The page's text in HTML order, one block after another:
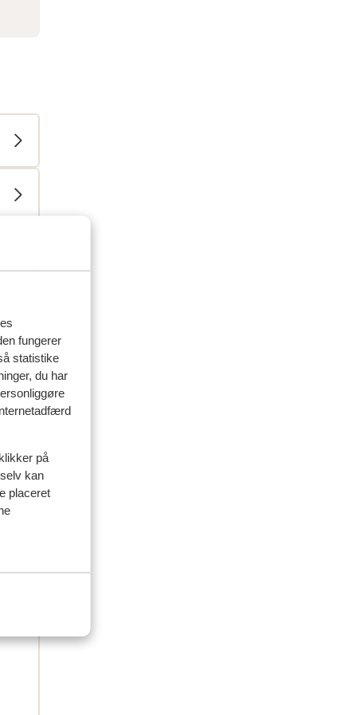
fungerer
statistike
du har
på
kan
placeret